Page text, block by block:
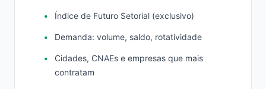
Índice de Futuro Setorial (exclusivo)
Demanda: volume, saldo, rotatividade
Cidades, CNAEs e empresas que mais
contratam